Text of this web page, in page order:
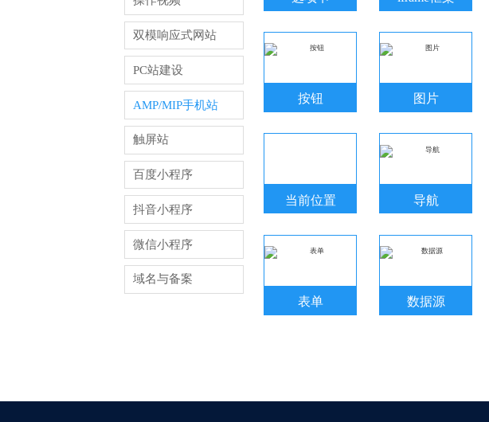
双模响应式网站
PC站建设
AMP/MIP手机站
触屏站
百度小程序
抖音小程序
微信小程序
域名与备案
按钮 图片
当前位置 导航
表单 数据源